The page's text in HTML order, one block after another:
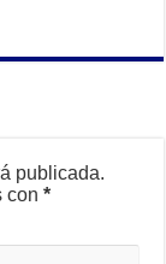
publicada.
con*